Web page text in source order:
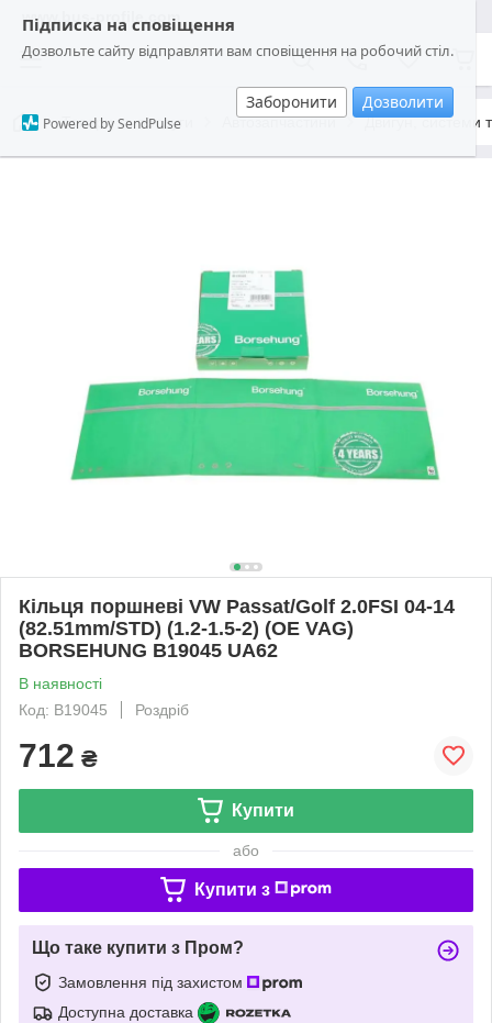
Підписка на сповіщення
Дозвольте сайту відправляти вам сповіщення на робочий стіл.
Заборонити Дозволити
Powered by SendPulse
www.bus-profile.com
Товари та послуги Автозапчастини Двигун, системи
Кільця поршневі VW Passat/Golf 2.0FSI 04-14
(82.51mm/STD) (1.2-1.5-2) (OE VAG)
BORSEHUNG B19045 UA62
В наявності
Код: B19045
Роздріб
712 ₴
Купити
або
Купити з
Що таке купити з Пром?
Замовлення під захистом
Доступна доставка